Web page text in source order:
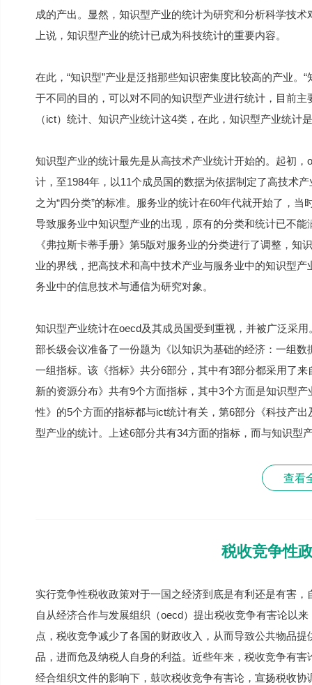
成的产出。显然，知识型产业的统计为研究和分析科学技
上说，知识型产业的统计已成为科技统计的重要内容。
在此，“知识型”产业是泛指那些知识密集度比较高的产业
于不同的目的，可以对不同的知识型产业进行统计，目前
（ict）统计、知识产业统计这4类，在此，知识型产业统计
知识型产业的统计最先是从高技术产业统计开始的。起初
计，至1984年，以11个成员国的数据为依据制定了高技术
之为“四分类”的标准。服务业的统计在60年代就开始了，
导致服务业中知识型产业的出现，原有的分类和统计已不
《弗拉斯卡蒂手册》第5版对服务业的分类进行了调整，
业的界线，把高技术和高中技术产业与服务业中的知识型
务业中的信息技术与通信为研究对象。
知识型产业统计在oecd及其成员国受到重视，并被广泛采
部长级会议准备了一份题为《以知识为基础的经济：一组
一组指标。该《指标》共分6部分，其中有3部分都采用了
新的资源分布》共有9个方面指标，其中3个方面是知识型
性》的5个方面的指标都与ict统计有关，第6部分《科技产
型产业的统计。上述6部分共有34方面的指标，而与知识型
查看
税收竞争性
实行竞争性税收政策对于一国之经济到底是有利还是有害
自从经济合作与发展组织（oecd）提出税收竞争有害论以
点，税收竞争减少了各国的财政收入，从而导致公共物品
品，进而危及纳税人自身的利益。近些年来，税收竞争有
经合组织文件的影响下，鼓吹税收竞争有害论，宣扬税收